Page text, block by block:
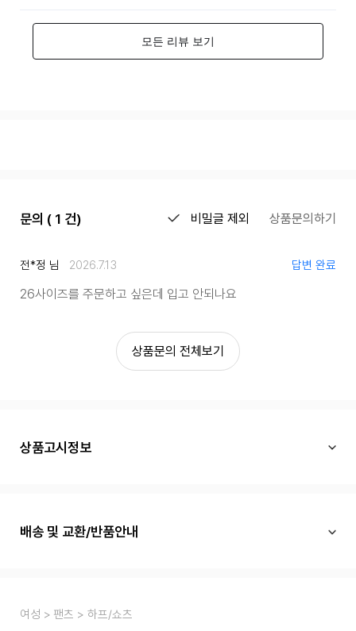
문의 ( 1 건) 비밀글 제외 상품문의하기
전*정 님 2026.7.13 답변 완료
26사이즈를 주문하고 싶은데 입고 안되나요
상품문의 전체보기
상품고시정보
배송 및 교환/반품안내
여성 팬츠 하프/쇼츠